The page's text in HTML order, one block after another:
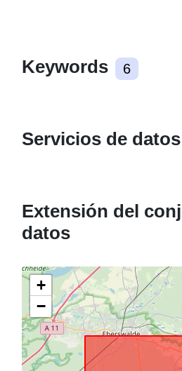
Keywords 6
Servicios de datos
Extensión del
datos
+
−